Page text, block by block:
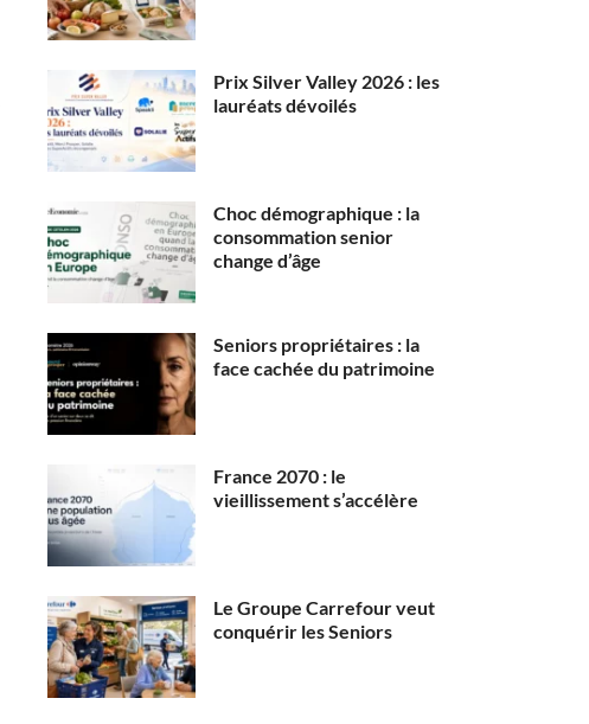
Prix Silver Valley 2026 : les
lauréats dévoilés
Choc démographique : la
consommation senior
change d’âge
Seniors propriétaires : la
face cachée du patrimoine
France 2070 : le
vieillissement s’accélère
Le Groupe Carrefour veut
conquérir les Seniors